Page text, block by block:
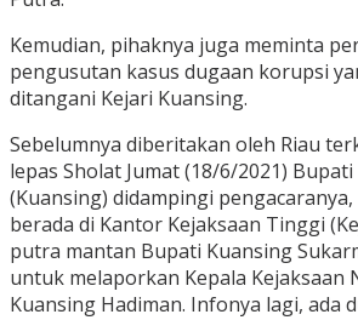
Kemudian, pihaknya juga meminta
pengusutan kasus dugaan korupsi
ditangani Kejari Kuansing.
Sebelumnya diberitakan oleh Riau
lepas Sholat Jumat (18/6/2021)
(Kuansing) didampingi
berada di Kantor Kejaksaan Tinggi
putra mantan Bupati Kuansing
untuk melaporkan Kepala Kejaksaan
Kuansing Hadiman. Infonya lagi, ada